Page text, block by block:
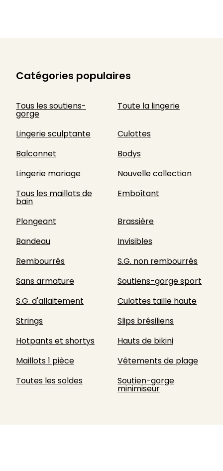
Catégories populaires
Tous les soutiens-
gorge
Toute la lingerie
Lingerie sculptante
Culottes
Balconnet
Bodys
Lingerie mariage
Nouvelle collection
Tous les maillots de
bain
Emboîtant
Plongeant
Brassière
Bandeau
Invisibles
Rembourrés
S.G. non rembourrés
Sans armature
Soutiens-gorge sport
S.G. d'allaitement
Culottes taille haute
Strings
Slips brésiliens
Hotpants et shortys
Hauts de bikini
Maillots 1 pièce
Vêtements de plage
Toutes les soldes
Soutien-gorge
minimiseur